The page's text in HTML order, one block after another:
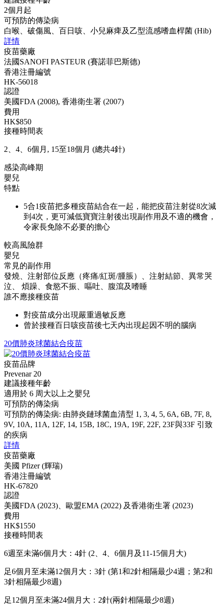
2個月起
可預防的傳染病
白喉、破傷風、百日咳、小兒麻痺及乙型流感嗜血桿菌 (Hib)
詳情
疫苗藥廠
法國SANOFI PASTEUR (賽諾菲巴斯德)
香港注冊編號
HK-56018
認證
美國FDA (2008), 香港衛生署 (2007)
費用
HK$850
接種時間表
2、4、6個月, 15至18個月 (總共4針)
感染高峰期
嬰兒
特點
5合1疫苗把多種疫苗結合在一起，能把疫苗注射從8次減
到4次，更可減低寶寶注射後出現副作用及不適的機會，
令家長免除不必要的擔心
較高風險群
嬰兒
常見的副作用
發燒、注射部位反應（疼痛/紅斑/腫脹）、注射結節、異常哭
泣、 煩躁、食慾不振、嘔吐、腹瀉及嗜睡
誰不應接種疫苗
對疫苗成分出現嚴重過敏反應
曾於接種百日咳疫苗後七天內出現起因不明的腦病
20價肺炎球菌結合疫苗
疫苗品牌
Prevenar 20
建議接種年齡
適用於 6 周大以上之嬰兒
可預防的傳染病
可預防的傳染病: 由肺炎鏈球菌血清型 1, 3, 4, 5, 6A, 6B, 7F, 8,
9V, 10A, 11A, 12F, 14, 15B, 18C, 19A, 19F, 22F, 23F與33F 引致
的疾病
詳情
疫苗藥廠
美國 Pfizer (輝瑞)
香港注冊編號
HK-67820
認證
美國FDA (2023)、歐盟EMA (2022) 及香港衛生署 (2023)
費用
HK$1550
接種時間表
6週至未滿6個月大：4針 (2、4、6個月及11-15個月大)
足6個月至未滿12個月大：3針 (第1和2針相隔最少4週；第2和
3針相隔最少8週)
足12個月至未滿24個月大：2針(兩針相隔最少8週)